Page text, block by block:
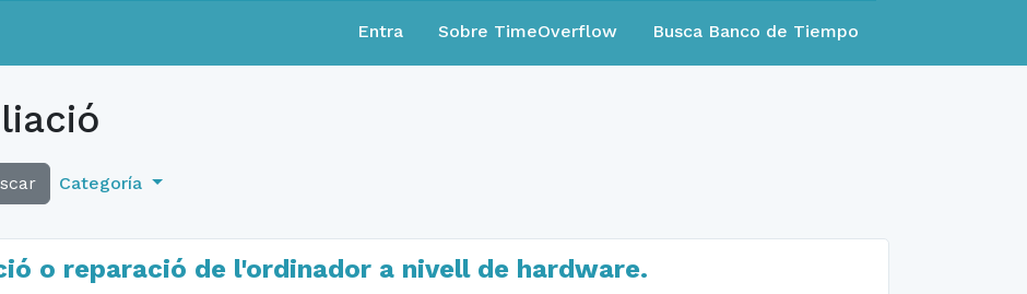
Entra Sobre TimeOverflow Busca Banco de Tiempo
Categoría
o reparació de l'ordinador a nivell de hardware.